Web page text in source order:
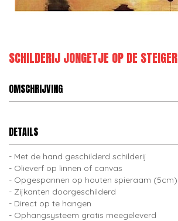
SCHILDERIJ JONGETJE OP DE STEIGER
OMSCHRIJVING
DETAILS
Met de hand geschilderd schilderij
Olieverf op linnen of canvas
Opgespannen op houten spieraam (5cm)
Zijkanten doorgeschilderd
Direct op te hangen
Ophangsysteem gratis meegeleverd